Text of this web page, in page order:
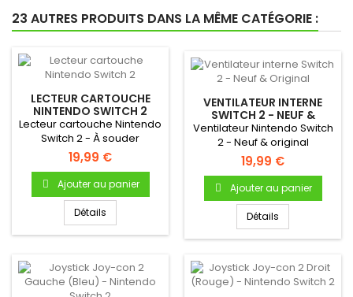
23 AUTRES PRODUITS DANS LA MÊME CATÉGORIE :
LECTEUR CARTOUCHE
NINTENDO SWITCH 2
Lecteur cartouche Nintendo
Switch 2 - À souder
19,99 €
Ajouter au panier
Détails
VENTILATEUR INTERNE
SWITCH 2 - NEUF &
ORIGINAL
Ventilateur Nintendo Switch
2 - Neuf & original
19,99 €
Ajouter au panier
Détails